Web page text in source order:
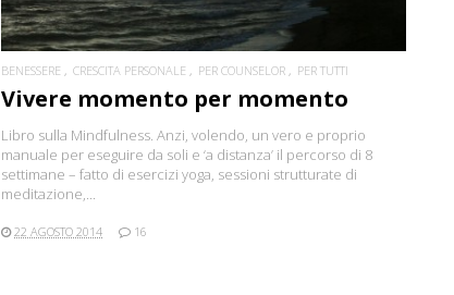
BENESSERE CRESCITA PERSONALE PER COUNSELOR PER TUTTI
Vivere momento per momento
Libro sulla Mindfulness. Anzi, volendo, un vero e proprio
manuale per eseguire da soli e ‘a distanza’ il percorso di 8
settimane – fatto di esercizi yoga, sessioni strutturate di
meditazione,...
22 AGOSTO 2014 16